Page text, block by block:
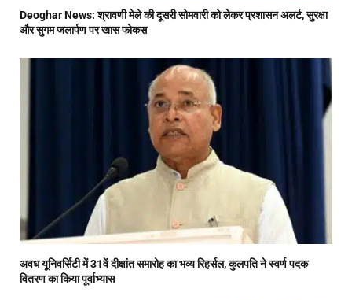
Deoghar News: श्रावणी मेले की दूसरी सोमवारी को लेकर प्रशासन अलर्ट, सुरक्षा
और सुगम जलार्पण पर खास फोकस
अवध यूनिवर्सिटी में 31वें दीक्षांत समारोह का भव्य रिहर्सल, कुलपति ने स्वर्ण पदक
वितरण का किया पूर्वाभ्यास